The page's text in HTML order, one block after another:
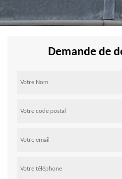
Demande de